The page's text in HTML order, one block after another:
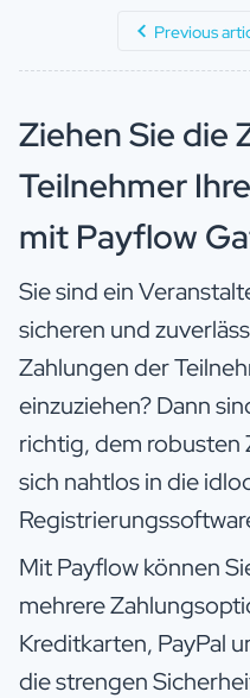
Previous
Ziehen Sie die
Teilnehmer
mit Payflow
Sie sind ein
sicheren und
Zahlungen der
einzuziehen? Dann
richtig, dem robusten
sich nahtlos in die
Mit Payflow können
mehrere
Kreditkarten, PayPal
die strengen